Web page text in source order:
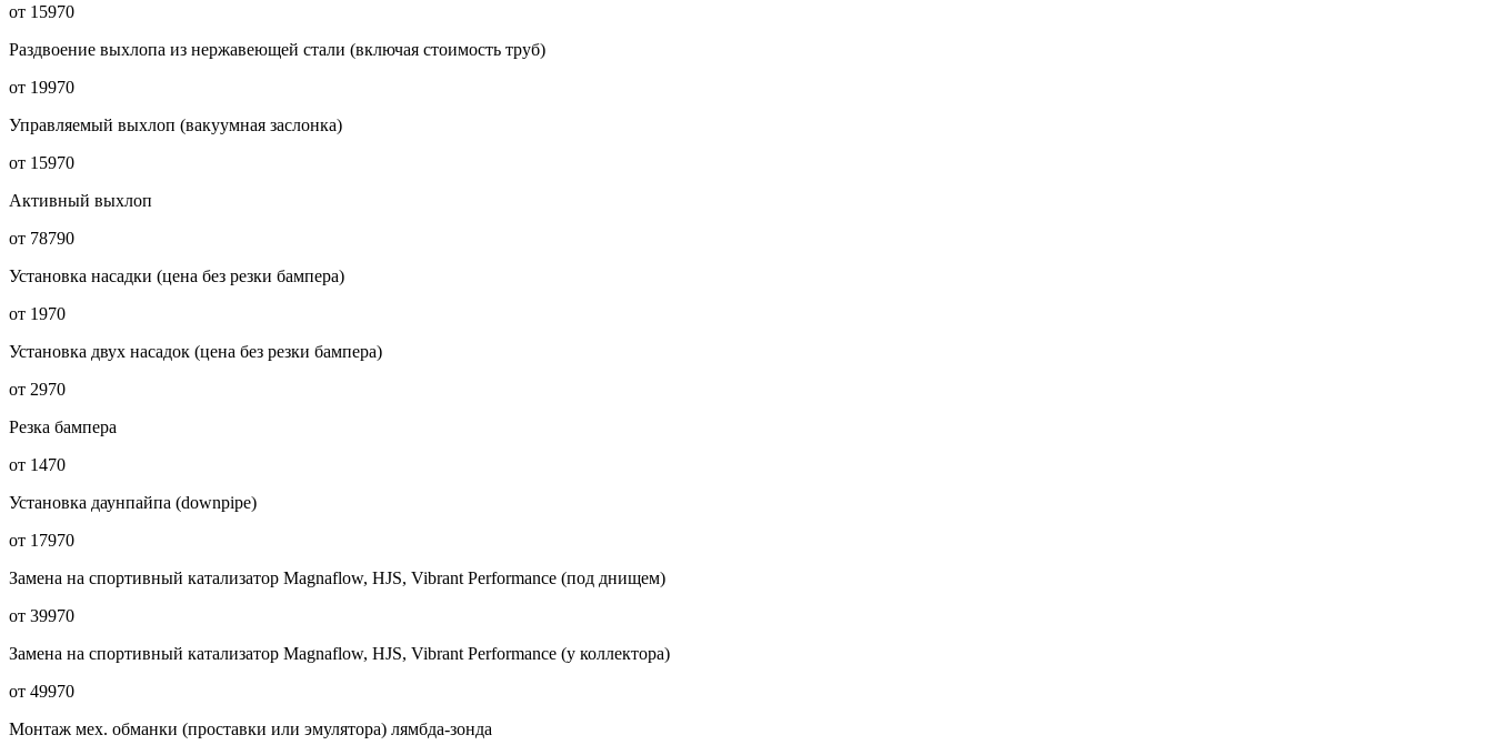
от 15970
Раздвоение выхлопа из нержавеющей стали (включая стоимость труб)
от 19970
Управляемый выхлоп (вакуумная заслонка)
от 15970
Активный выхлоп
от 78790
Установка насадки (цена без резки бампера)
от 1970
Установка двух насадок (цена без резки бампера)
от 2970
Резка бампера
от 1470
Установка даунпайпа (downpipe)
от 17970
Замена на спортивный катализатор Magnaflow, HJS, Vibrant Performance (под днищем)
от 39970
Замена на спортивный катализатор Magnaflow, HJS, Vibrant Performance (у коллектора)
от 49970
Монтаж мех. обманки (проставки или эмулятора) лямбда-зонда